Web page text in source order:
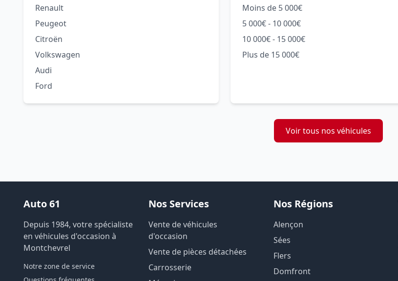
Renault
Peugeot
Citroën
Volkswagen
Audi
Ford
Moins de 5 000€
5 000€ - 10 000€
10 000€ - 15 000€
Plus de 15 000€
Voir tous nos véhicules
Auto 61
Depuis 1984, votre spécialiste
en véhicules d'occasion à
Montchevrel
Notre zone de service
Nos Services
Vente de véhicules
d'occasion
Vente de pièces détachées
Carrosserie
Nos Régions
Alençon
Sées
Flers
Domfront